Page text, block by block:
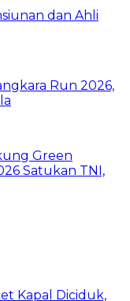
dan Ahli
Run 2026,
Green
Satukan TNI,
Kapal Diciduk,